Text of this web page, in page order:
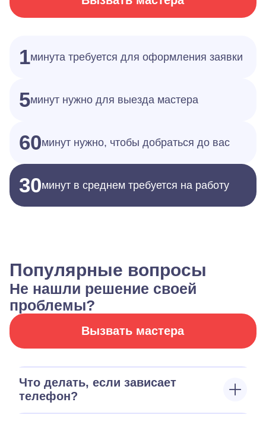
1минута требуется для оформления заявки
5минут нужно для выезда мастера
60минут нужно, чтобы добраться до вас
30минут в среднем требуется на работу
Популярные вопросы
Не нашли решение своей
проблемы?
Вызвать мастера
Что делать, если зависает
телефон?